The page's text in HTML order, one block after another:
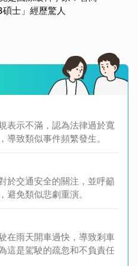
士」經歷驚人
表示不滿，認為法律過於寬
導致類似事件頻繁發生。
於交通安全的關注，並呼籲
避免類似悲劇重演。
在雨天開車過快，導致剎車
這是駕駛的疏忽和不負責任